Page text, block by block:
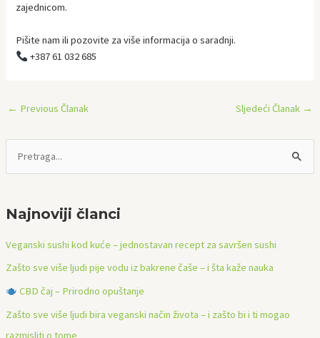
t
r
a
Najnoviji članci
Veganski sushi kod kuće – jednostavan recept za savršen sushi
Zašto sve više ljudi pije vodu iz bakrene čaše – i šta kaže nauka
CBD čaj – Prirodno opuštanje
Zašto sve više ljudi bira veganski način života – i zašto bi i ti mogao
razmisliti o tome
zajednicom.
Pišite nam ili pozovite za više informacija o saradnji.
+387 61 032 685
← Previous Članak Sljedeći Članak →